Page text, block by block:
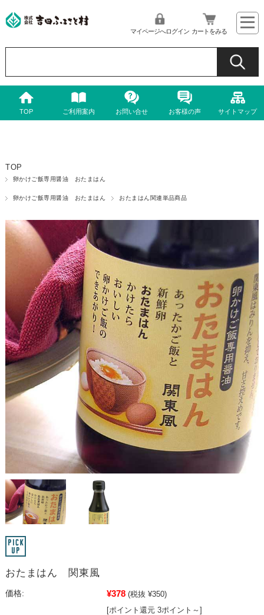
マイページへログイン カートをみる
TOP ご利用案内 お問い合せ お客様の声 サイトマップ
TOP
卵かけご飯専用醤油 おたまはん
卵かけご飯専用醤油 おたまはん おたまはん関連単品商品
おたまはん 関東風
価格: ¥378 (税抜 ¥350)
[ポイント還元 3ポイント～]